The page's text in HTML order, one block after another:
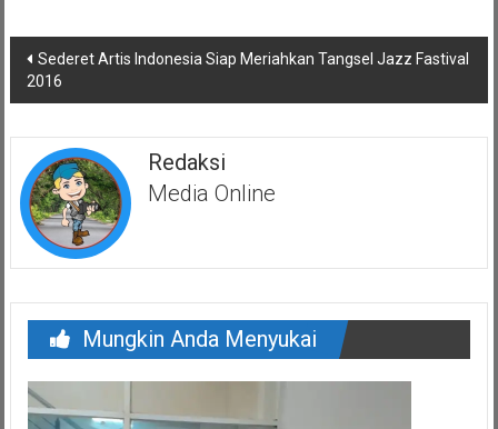
Navigasi
pos
Sederet Artis Indonesia Siap Meriahkan Tangsel Jazz Fastival
2016
Redaksi
Media Online
Mungkin Anda Menyukai